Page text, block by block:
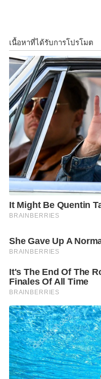
จากนั้นจึงจะเป็นการหา
แบบไตรภาคี ซึ่งคาดว่าจ
ธันวาคมนี้ ทั้งนี้ ต้องสอบ
และสภาพัฒน์ฯ ด้วยว่าอั
2566 คิดเป็นกี่เปอร์เซ็
“เรายังยืนยันว่า จะมีก
เนื่องจากเศรษฐกิจไทย
ต้องระวังในเรื่องของอั
ขึ้นตามการฟื้นตัวของเ
วัตถุดิบสูงขึ้น โดยอาจไ
เนื่องจากฐานค่าแรงขั้น
อย่างไรก็ดี การปรับขึ้นค่
โดยคำนึงถึงความจำเป็น
สามารถในการจ่ายของ
สังคมในภาพรวม และก
ไตรภาคีด้วย
ซึ่งการพิจารณากำหนดอั
สูตรการคำนวณประกอ
ของไทยตั้งแต่ปี 2560 ส่
แต่ละจังหวัดมีอัตราที่ไม่
สภาพเศรษฐกิจที่แตกต่